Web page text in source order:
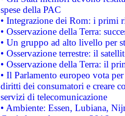
spese della PAC
• Integrazione dei Rom: i primi
• Osservazione della Terra:
• Un gruppo ad alto livello per
• Osservazione terrestre: il
• Osservazione della Terra: il
• Il Parlamento europeo vota
diritti dei consumatori e creare
servizi di telecomunicazione
• Ambiente: Essen, Lubiana,